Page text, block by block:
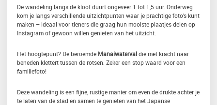
De wandeling langs de kloof duurt ongeveer 1 tot 1,5 uur. Onderweg
kom je langs verschillende uitzichtpunten waar je prachtige foto’s kunt
maken – ideaal voor tieners die graag hun mooiste plaatjes delen op
Instagram of gewoon willen genieten van het uitzicht.
Het hoogtepunt? De beroemde Manaiwatervaldie met kracht naar
beneden klettert tussen de rotsen. Zeker een stop waard voor een
familiefoto!
Deze wandeling is een fijne, rustige manier om even de drukte achter je
te laten van de stad en samen te genieten van het Japanse